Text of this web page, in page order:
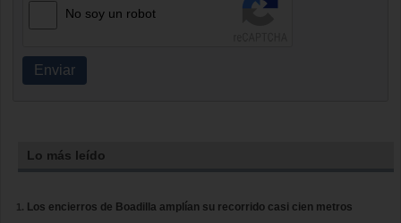
No soy un robot
Enviar
Lo más leído
Los encierros de Boadilla amplían su recorrido casi cien metros